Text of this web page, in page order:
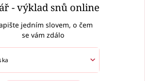
- výklad snů online
jedním slovem, o čem
se vám zdálo